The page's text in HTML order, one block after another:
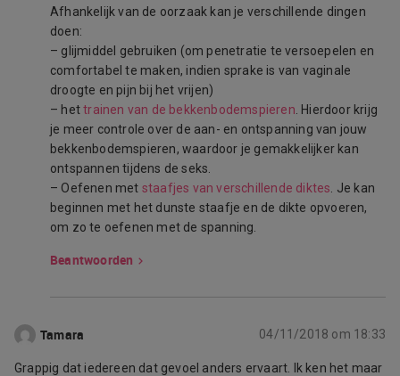
Afhankelijk van de oorzaak kan je verschillende dingen
doen:
– glijmiddel gebruiken (om penetratie te versoepelen en
comfortabel te maken, indien sprake is van vaginale
droogte en pijn bij het vrijen)
– hettrainen van de bekkenbodemspieren . Hierdoor krijg
je meer controle over de aan- en ontspanning van jouw
bekkenbodemspieren, waardoor je gemakkelijker kan
ontspannen tijdens de seks.
– Oefenen met staafjes van verschillende diktes . Je kan
beginnen met het dunste staafje en de dikte opvoeren,
om zo te oefenen met de spanning.
Beantwoorden
Tamara 04/11/2018 om 18:33
Grappig dat iedereen dat gevoel anders ervaart. Ik ken het maar